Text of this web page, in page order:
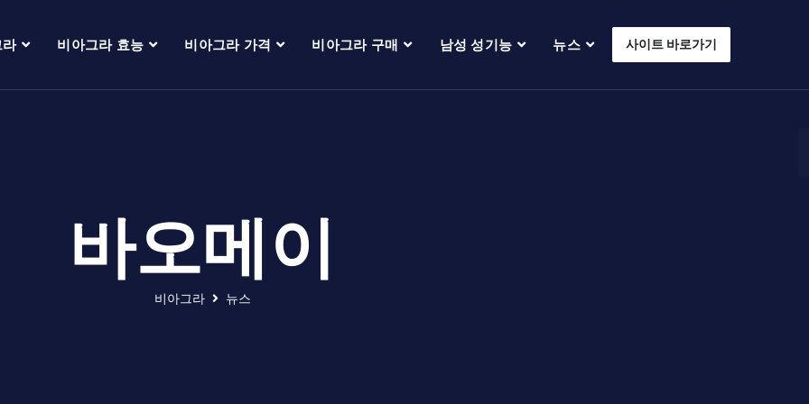
비아그라 효능 비아그라 가격 비아그라 구매 남성 성기능 뉴스 사이트 바로가기
바오메이
비아그라 뉴스